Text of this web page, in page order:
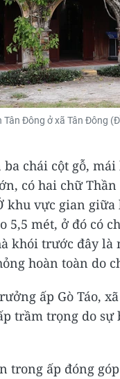
Tân Đông ở xã Tân Đông
ba chái cột gỗ,
có hai chữ
khu vực gian
5,5 mét, ở đó có
khói trước đây là
hoàn toàn do
ấp Gò Táo,
trầm trọng do
trong ấp đóng